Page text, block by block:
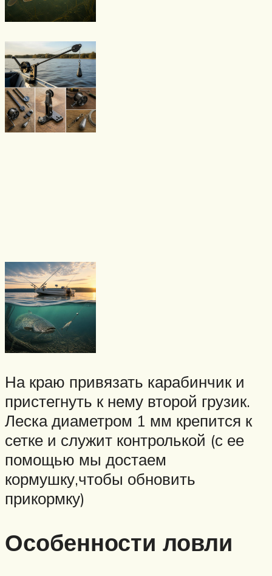
На краю привязать карабинчик и
пристегнуть к нему второй грузик.
Леска диаметром 1 мм крепится к
сетке и служит контролькой (с ее
помощью мы достаем
кормушку,чтобы обновить
прикормку)
Особенности ловли